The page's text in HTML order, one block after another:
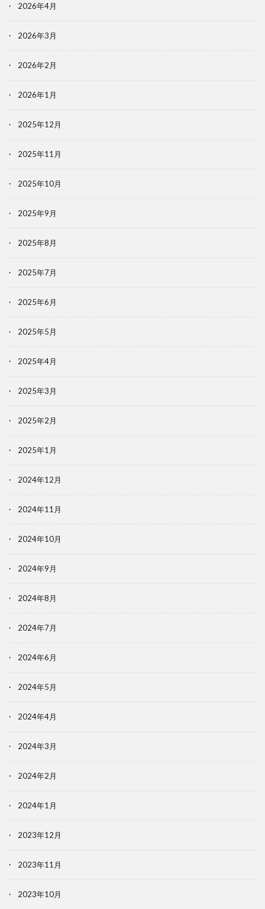
2026年4月
2026年3月
2026年2月
2026年1月
2025年12月
2025年11月
2025年10月
2025年9月
2025年8月
2025年7月
2025年6月
2025年5月
2025年4月
2025年3月
2025年2月
2025年1月
2024年12月
2024年11月
2024年10月
2024年9月
2024年8月
2024年7月
2024年6月
2024年5月
2024年4月
2024年3月
2024年2月
2024年1月
2023年12月
2023年11月
2023年10月